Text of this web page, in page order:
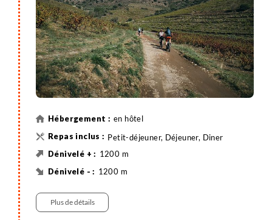
sur la plage, ou de profiter du village.
en hôtel
Petit-déjeuner, Déjeuner, Diner
1200 m
1200 m
Plus de détails